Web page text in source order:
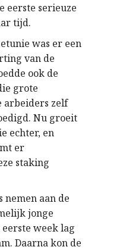
eerste serieuze
tijd.
was er een
van de
ook de
grote
arbeiders zelf
Nu groeit
echter, en
er
staking
aan de
jonge
week lag
Daarna kon de